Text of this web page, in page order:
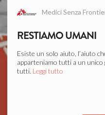
Medici Senza
RESTIAMO UMANI
Esiste un solo aiuto, l’aiuto
apparteniamo tutti a un unico
tutti. Leggi tutto